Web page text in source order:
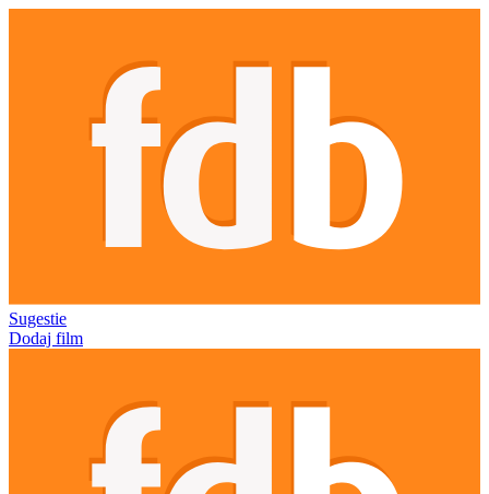
Sugestie
Dodaj film